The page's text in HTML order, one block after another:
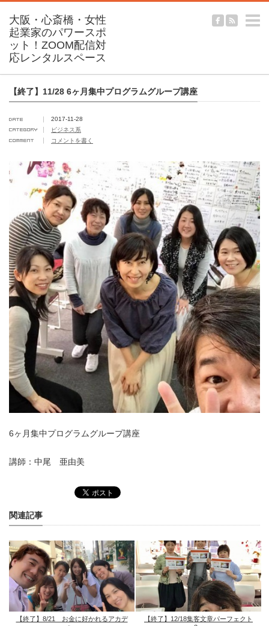
【終了】11/28 6ヶ月集中プログラムグループ講座
2017-11-28
ビジネス系
コメントを書く
6ヶ月集中プログラムグループ講座
講師：中尾 亜由美
関連記事
【終了】8/21 お金に好かれるアカデ
【終了】12/18集客文章パーフェクト